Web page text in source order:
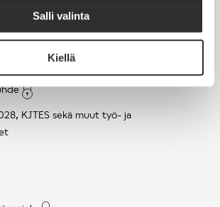
Salli valinta
Kiellä
KJTES sekä muut työ- ja